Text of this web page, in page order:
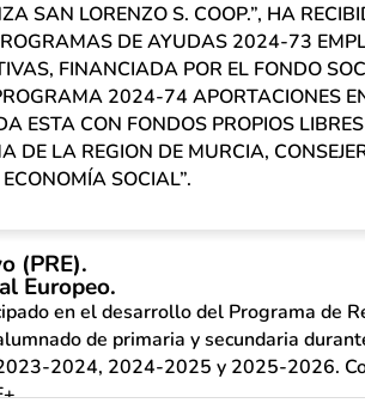
SAN LORENZO S. COOP.”, HA
DE AYUDAS 2024-73
FINANCIADA POR EL FONDO
2024-74 APORTACIONES
ESTA CON FONDOS PROPIOS
DE LA REGION DE MURCIA,
SOCIAL”.
(PRE).
Europeo.
en el desarrollo del Programa de
de primaria y secundaria
2024, 2024-2025 y 2025-2026.